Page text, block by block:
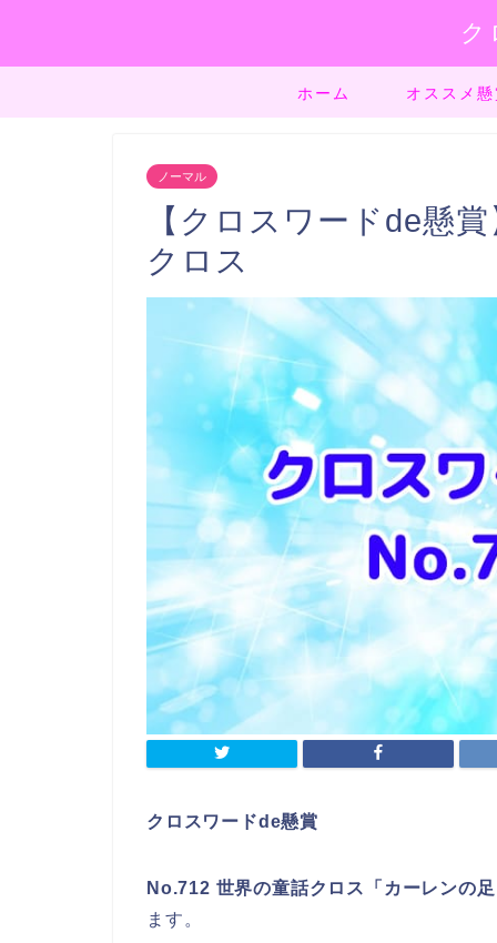
ク
ホーム オススメ
ノーマル
【クロスワードde懸
クロス
クロスワードde懸賞
No.712 世界の童話クロス「カーレンの
ます。